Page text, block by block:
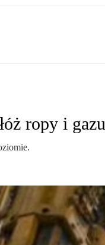
ropy i gazu